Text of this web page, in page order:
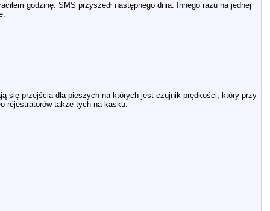
godzinę. SMS przyszedł następnego dnia. Innego razu na jednej
się przejścia dla pieszych na których jest czujnik prędkości, który przy
rejestratorów także tych na kasku.